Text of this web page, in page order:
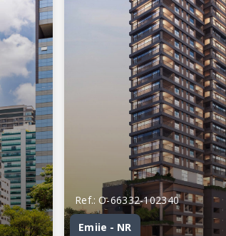
Ref.: O-66332-102340
Emiie - NR